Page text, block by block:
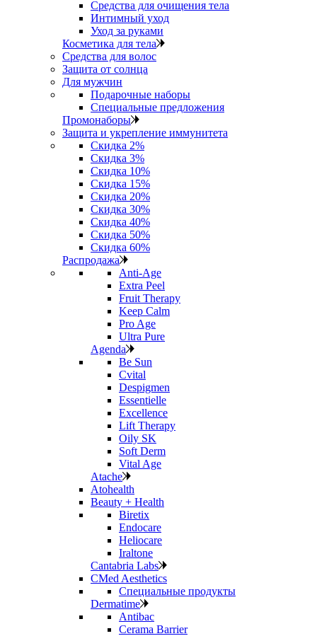
Средства для очищения тела
Интимный уход
Уход за руками
Косметика для тела
Средства для волос
Защита от солнца
Для мужчин
Подарочные наборы
Специальные предложения
Промонаборы
Защита и укрепление иммунитета
Скидка 2%
Скидка 3%
Скидка 10%
Скидка 15%
Скидка 20%
Скидка 30%
Скидка 40%
Скидка 50%
Скидка 60%
Распродажа
Anti‑Age
Extra Peel
Fruit Therapy
Keep Calm
Pro Age
Ultra Pure
Agenda
Be Sun
Cvital
Despigmen
Essentielle
Excellence
Lift Therapy
Oily SK
Soft Derm
Vital Age
Atache
Atohealth
Beauty + Health
Biretix
Endocare
Heliocare
Iraltone
Cantabria Labs
CMed Aesthetics
Специальные продукты
Dermatime
Antibac
Cerama Barrier